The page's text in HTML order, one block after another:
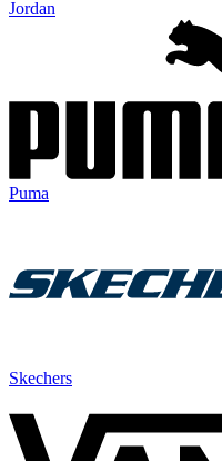
Jordan
Puma
Skechers